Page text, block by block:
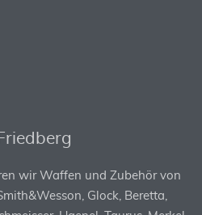
wir Waffen und Zubehör von
Glock, Beretta,